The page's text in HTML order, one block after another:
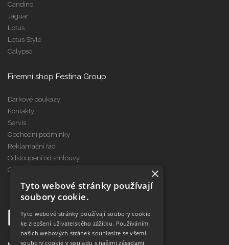
Candino
Jaguar
Lotus
Lotus Style
Calypso
Firemní shop Festina Group
Dárkové poukazy
Kontakty
Servis
Obchodní podmínky
Reklamační řád
Odstoupení od smlouvy
Cookies
×
Tyto webové stránky používají
soubory cookie.
Tyto webové stránky používají soubory cookie
ke zlepšení uživatelského zážitku. Používáním
našich webových stránek souhlasíte se všemi
soubory cookie v souladu s našimi zásadami